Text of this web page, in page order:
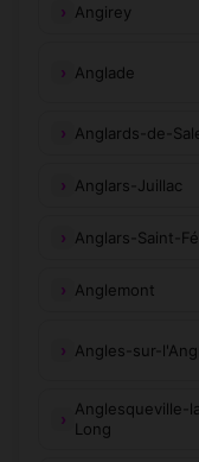
Angirey
Anglade
Anglards-de-
Anglars-Juillac
Anglars-Saint-
Anglemont
Angles-sur-
Anglesqueville-
Long